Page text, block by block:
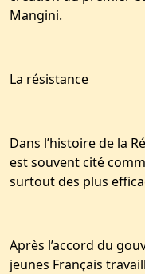
Mangini.
La résistance
Dans l’histoire de la
est souvent cité
surtout des plus
Après l’accord du
jeunes Français